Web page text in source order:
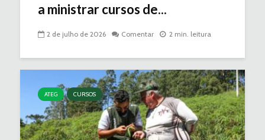
a ministrar cursos de...
2 de julho de 2026 Comentar 2 min. leitura
ATEG CURSOS